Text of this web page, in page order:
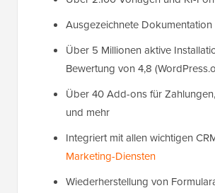
Ausgezeichnete
Über 5 Millionen aktive
Bewertung von 4,8
Über 40 Add-ons für
und mehr
Integriert mit allen wichtigen
Marketing-Diensten
Wiederherstellung von